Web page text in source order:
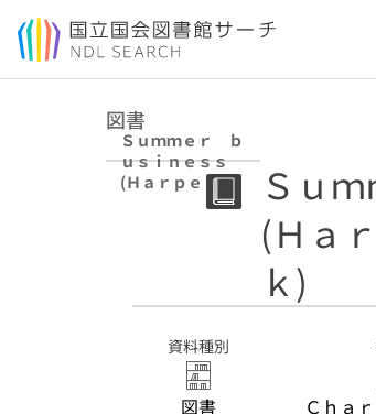
本文へ移動
図書
Ｓｕｍｍｅｒ ｂ
ｕｓｉｎｅｓｓ
(Ｈａｒｐｅｒ
Ｔｒｏｐｈｙ ｂ
Ｓｕ
(Ｈａ
ｋ)
資料種別
図書
Ｃｈａ